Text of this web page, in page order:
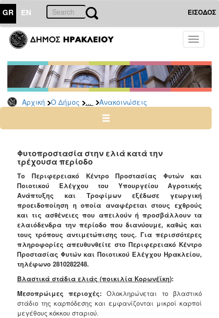
GR EN ΕΙΣΟΔΟΣ
Toggle
Αρχική Ο Δήμος ... Ανακοινώσεις
ΔΗΜΟΣ
Υπηρεσίες
&
Φορείς
Δημοτικές
Υπηρεσίες
Ηλεκτρονική
Διακυβέρνηση
Σχολικές
Επιτροπές
Αγροτική
Ανάπτυξη
Ανακοινώσεις
Προγράμματα
Προσχολική
Αγωγή
Κοιμητήρια
Κέντρο
Οικογένειας
Φυτοπροστασία στην ελιά κατά την
τρέχουσα περίοδο
Το Περιφερειακό Κέντρο Προστασίας Φυτών και
Ποιοτικού Ελέγχου του Υπουργείου Αγροτικής
Ανάπτυξης και Τροφίμων εξέδωσε γεωργική
προειδοποίηση η οποία αναφέρεται στους εχθρούς
και τις ασθένειες που απειλούν ή προσβάλλουν τα
ελαιόδενδρα την περίοδο που διανύουμε, καθώς και
τους τρόπους αντιμετώπισης τους. Για περισσότερες
πληροφορίες απευθυνθείτε στο Περιφερειακό Κέντρο
Προστασίας Φυτών και Ποιοτικού Ελέγχου Ηρακλείου,
τηλέφωνο 2810282248.
Βλαστικά στάδια ελιάς (ποικιλία Κορωνέϊκη):
Μεσοπρώιμες περιοχές: Ολοκληρώνεται το βλαστικό
στάδιο της καρπόδεσης και εμφανίζονται μικροί καρποί
μεγέθους κόκκου σταριού.